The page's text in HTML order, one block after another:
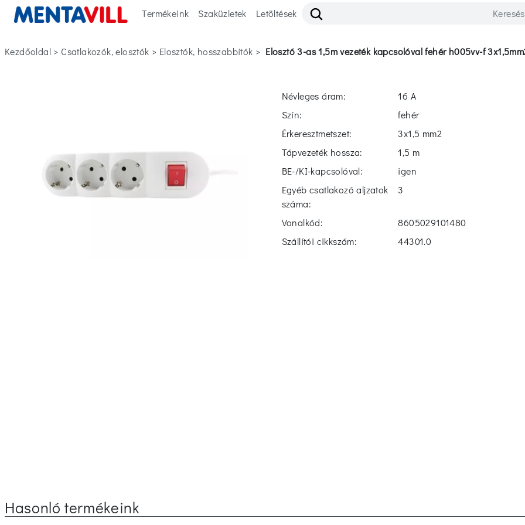
Termékeink Szaküzletek Letöltések
Kezdőoldal > csatlakozók, elosztók > elosztók, hosszabbítók > elosztó 3-as 1,5m vezeték kapcsolóval fehér h005vv-f
Névleges áram:
16 A
Szín:
fehér
Érkeresztmetszet:
3x1,5 mm2
Tápvezeték hossza:
1,5 m
BE-/KI-kapcsolóval:
igen
Egyéb csatlakozó aljzatok
száma:
3
Vonalkód:
8605029101480
Szállítói cikkszám:
44301.0
Hasonló termékeink